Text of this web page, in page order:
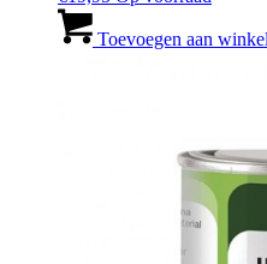
Toevoegen aan